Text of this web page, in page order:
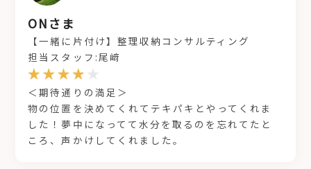
ONさま
【一緒に片付け】整理収納コンサルティング
担当スタッフ:尾﨑
＜期待通りの満足＞
物の位置を決めてくれてテキパキとやってくれま
した！夢中になってて水分を取るのを忘れてたと
ころ、声かけしてくれました。